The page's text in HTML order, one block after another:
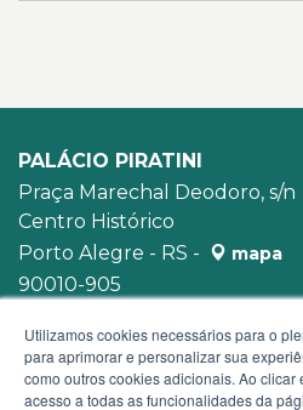
PALÁCIO PIRATINI
Praça Marechal Deodoro, s/n
Centro Histórico
Porto Alegre - RS -
mapa
90010-905
Utilizamos cookies necessários para o
para aprimorar e personalizar sua
como outros cookies adicionais. Ao clicar
acesso a todas as funcionalidades da